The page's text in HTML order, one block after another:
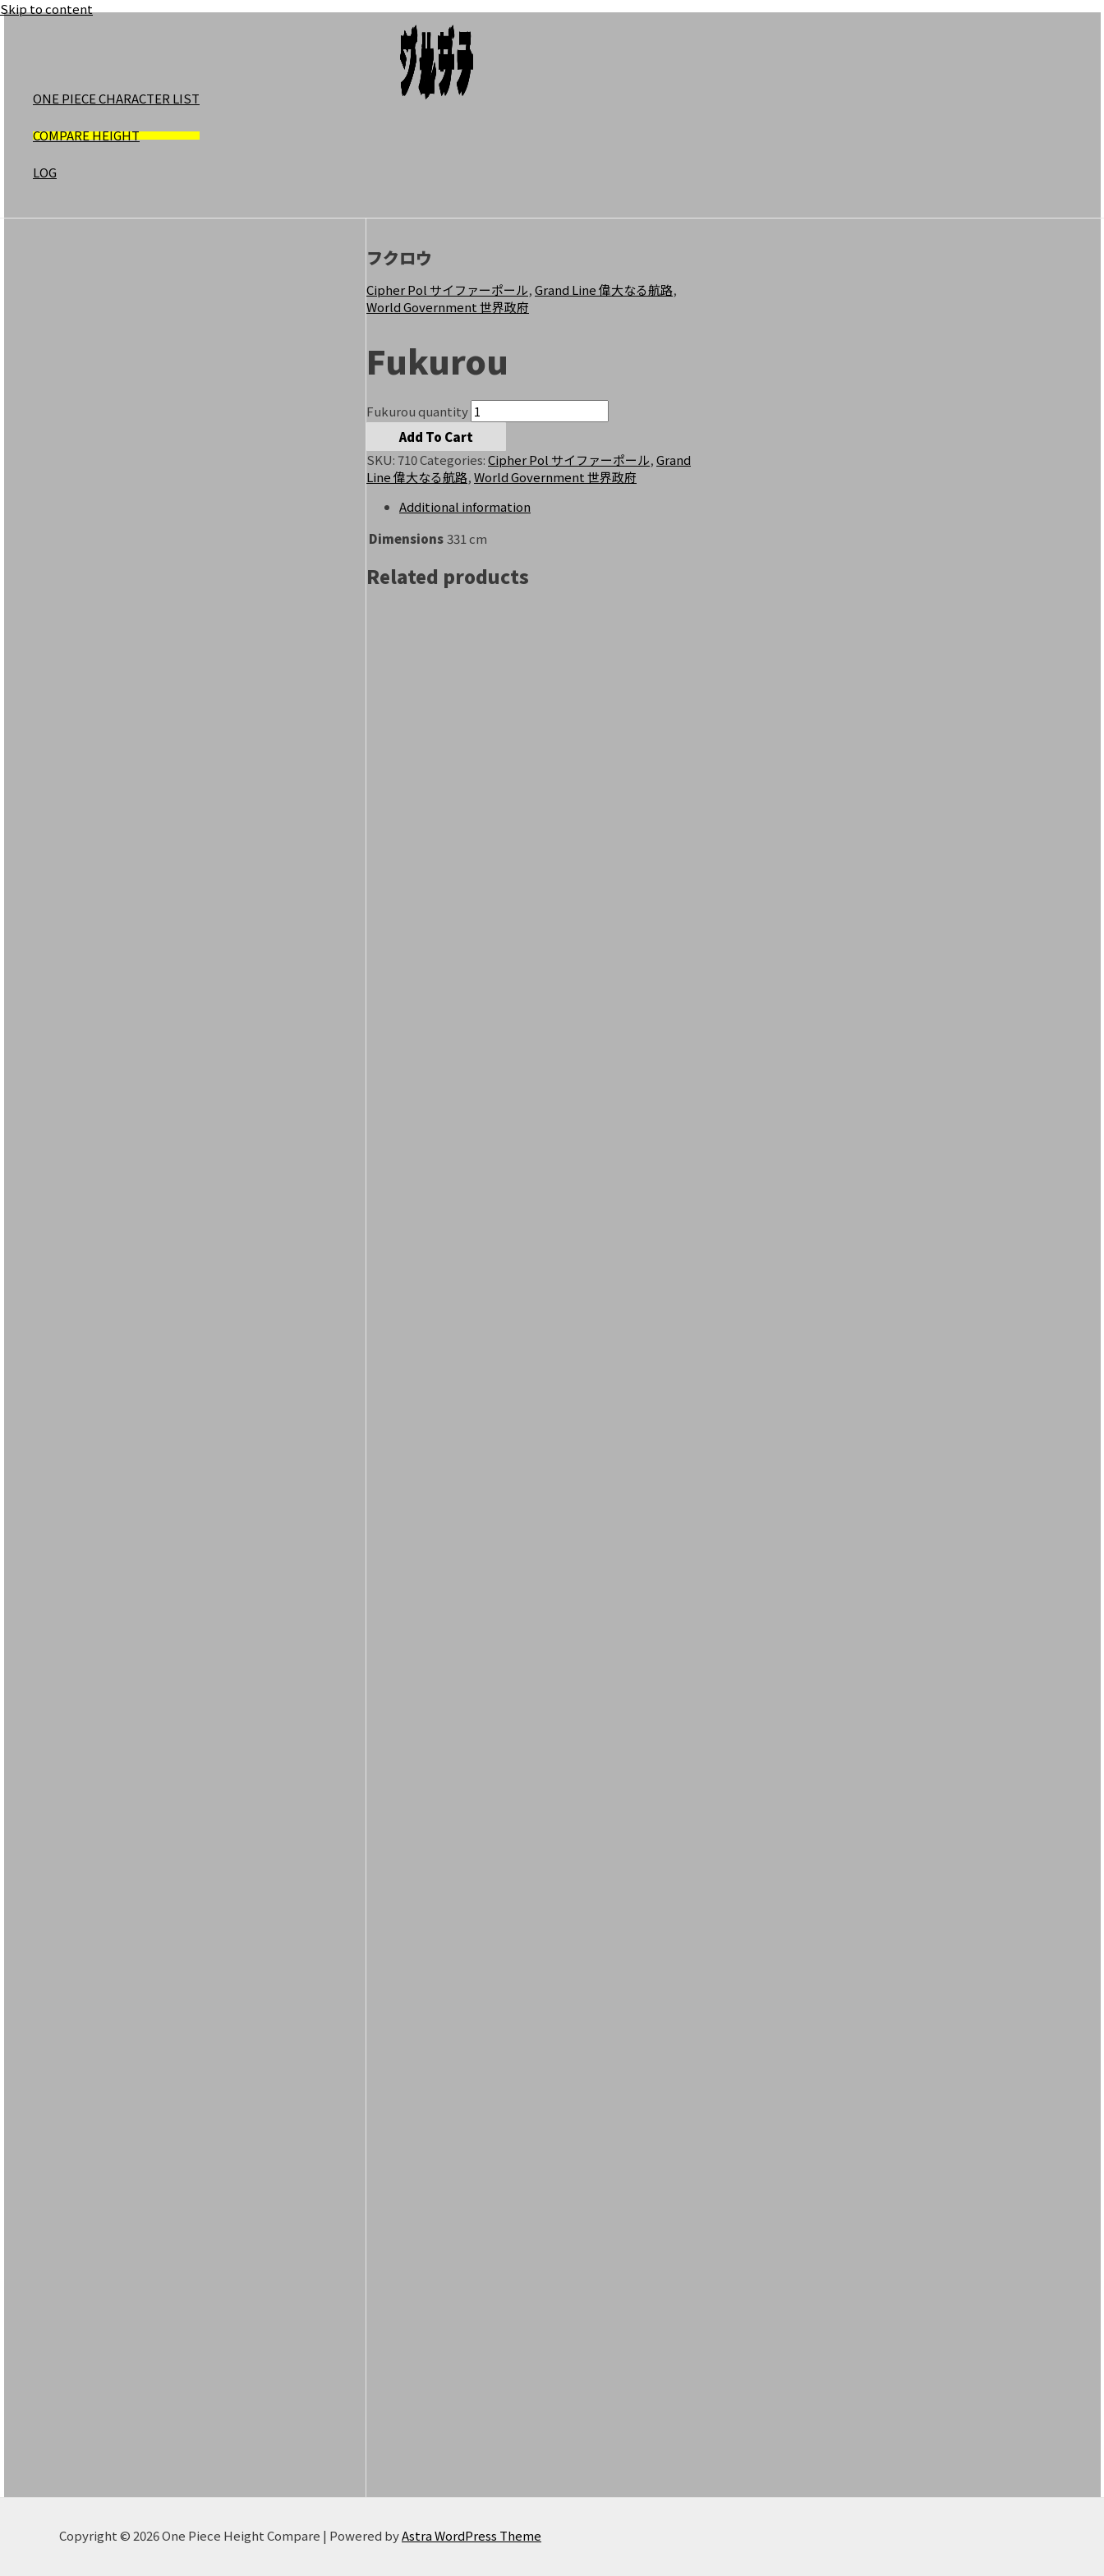
Skip to content
ONE PIECE CHARACTER LIST
COMPARE HEIGHT
LOG
フクロウ
Cipher Pol サイファーポール,Grand Line 偉大なる航路,
World Government 世界政府
Fukurou
Fukurou quantity
Add To Cart
SKU: 710Categories:Cipher Pol サイファーポール,Grand
Line 偉大なる航路,World Government 世界政府
Additional information
Dimensions331 cm
Related products
ジェリー
Add To Cart
ジャブラ
Add To Cart
ブルーノ
Add To Cart
Copyright © 2026 One Piece Height Compare | Powered byAstra WordPress Theme